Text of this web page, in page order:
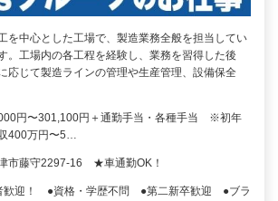
を中心とした工場で、製造業務全般を担当してい
。工場内の各工程を経験し、業務を習得した後
応じて製造ラインの管理や生産管理、設備保全
円〜301,100円＋通勤手当・各種手当 ※初年
400万円〜5…
市藤守2297-16 ★車通勤OK！
歓迎！ ●資格・学歴不問 ●第二新卒歓迎 ●ブラ